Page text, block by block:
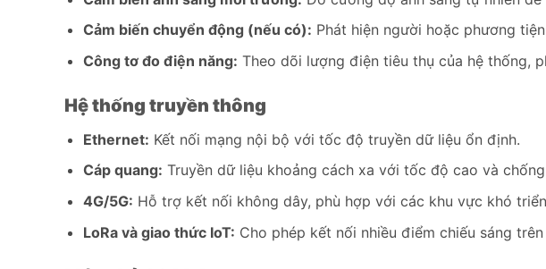
Cảm biến chuyển động (nếu có): Phát hiện người hoặc phương
Công tơ đo điện năng: Theo dõi lượng điện tiêu thụ của hệ thống,
Hệ thống truyền thông
Ethernet: Kết nối mạng nội bộ với tốc độ truyền dữ liệu ổn định.
Cáp quang: Truyền dữ liệu khoảng cách xa với tốc độ cao và
4G/5G: Hỗ trợ kết nối không dây, phù hợp với các khu vực khó
LoRa và giao thức IoT: Cho phép kết nối nhiều điểm chiếu sáng